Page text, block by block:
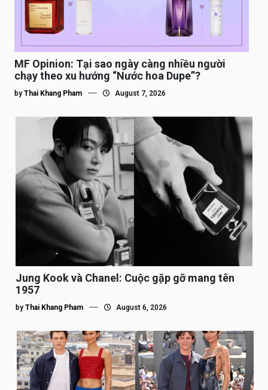
MF Opinion: Tại sao ngày càng nhiều người
chạy theo xu hướng “Nước hoa Dupe”?
by Thai Khang Pham August 7, 2026
Jung Kook và Chanel: Cuộc gặp gỡ mang tên
1957
by Thai Khang Pham August 6, 2026